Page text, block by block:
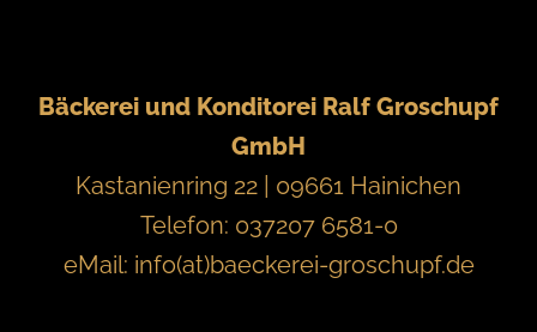
Bäckerei und Konditorei Ralf Groschupf
GmbH
Kastanienring 22 | 09661 Hainichen
Telefon: 037207 6581-0
eMail: info(at)baeckerei-groschupf.de